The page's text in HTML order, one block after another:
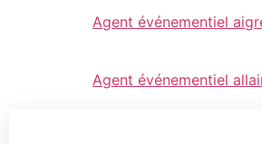
Agent événementiel
Agent événementiel